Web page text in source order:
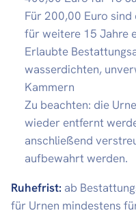
Für 200,00 Euro
für weitere 15 Jahre
Erlaubte
wasserdichten,
Kammern
Zu beachten: die
wieder entfernt
anschließend
aufbewahrt werden.
Ruhefrist: ab
für Urnen mindestens